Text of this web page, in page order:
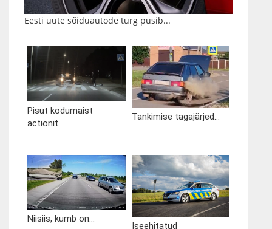
Eesti uute sõiduautode turg püsib...
Pisut kodumaist
actionit...
Tankimise tagajärjed...
Niisiis, kumb on...
Iseehitatud